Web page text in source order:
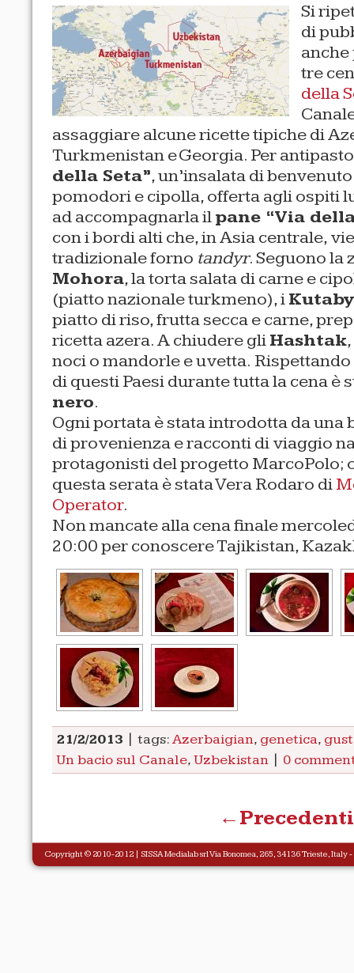
Si
di
anche
tre
della
assaggiare alcune ricette tipiche di
Turkmenistan e Georgia. Per
della Seta”, un’insalata di
pomodori e cipolla, offerta agli ospiti
ad accompagnarla ilpane “Via
con i bordi alti che, in Asia centrale,
tradizionale forno tandyr. Seguono la
Mohora, la torta salata di carne e
(piatto nazionale turkmeno), iKutaby
piatto di riso, frutta secca e carne,
ricetta azera. A chiudere gliHashtak
noci o mandorle e uvetta.
di questi Paesi durante tutta la cena è
nero.
Ogni portata è stata introdotta da una
di provenienza e racconti di viaggio
protagonisti del progetto MarcoPolo;
questa serata è stata Vera Rodaro di
Operator.
Non mancate alla cena finale
20:00 per conoscere Tajikistan,
21/2/2013 | tags:Azerbaigian, genetica,
Un bacio sul Canale,Uzbekistan 0
←Precedenti
Copyright © 2010-2012 | SISSA Medialabsrl Via Bonomea, 265, 34136 Trieste,